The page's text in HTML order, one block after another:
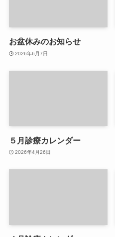
お盆休みのお知らせ
2026年6月7日
５月診療カレンダー
2026年4月26日